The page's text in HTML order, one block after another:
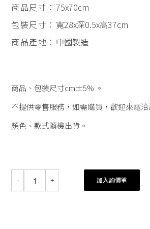
商品尺寸： 75x70cm
包裝尺寸： 寬28x深0.5x高37cm
商品產地： 中國製造
商品、包裝尺寸cm±5% 。
不提供零售服務，如需購買，歡迎來電洽
顏色、款式隨機出貨。
加入詢價單